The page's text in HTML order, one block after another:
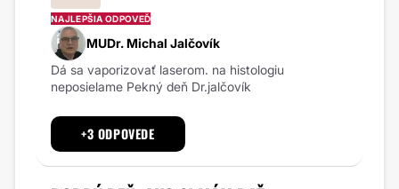
NAJLEPŠIA ODPOVEĎ
MUDr. Michal Jalčovík
Dá sa vaporizovať laserom. na histologiu
neposielame Pekný deň Dr.jalčovík
+3 ODPOVEDE